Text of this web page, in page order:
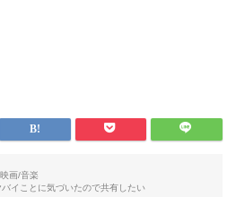
映画/音楽
イことに気づいたので共有したい